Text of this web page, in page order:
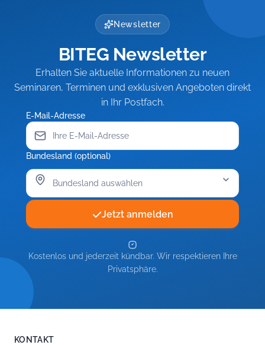
Newsletter
BITEG Newsletter
Erhalten Sie aktuelle Informationen zu neuen
Seminaren, Terminen und exklusiven Angeboten direkt
in Ihr Postfach.
E-Mail-Adresse
Bundesland (optional)
Jetzt anmelden
Kostenlos und jederzeit kündbar. Wir respektieren Ihre
Privatsphäre.
KONTAKT